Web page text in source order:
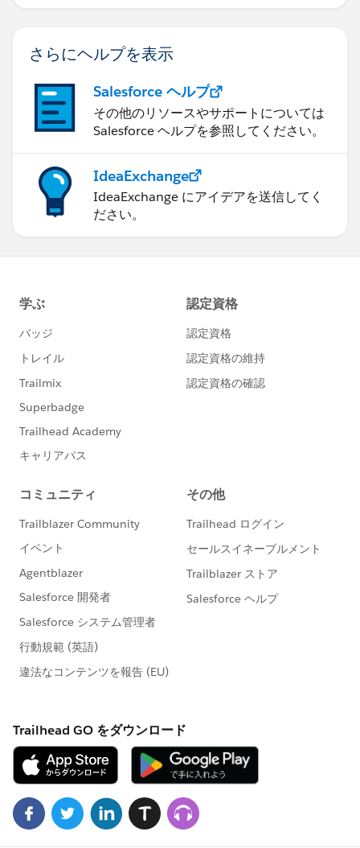
さらにヘルプを表示
Salesforce ヘルプ
その他のリソースやサポートについては
Salesforce ヘルプを参照してください。
IdeaExchange
IdeaExchange にアイデアを送信してく
ださい。